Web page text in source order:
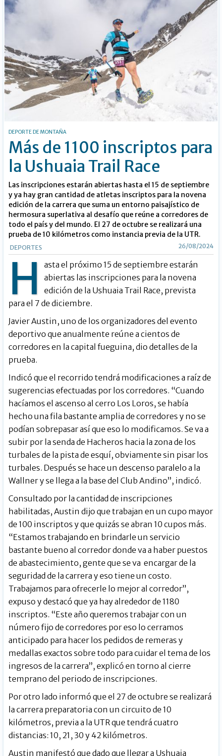
DEPORTE DE MONTAÑA
Más de 1100 inscriptos para
la Ushuaia Trail Race
Las inscripciones estarán abiertas hasta el 15 de septiembre
y ya hay gran cantidad de atletas inscriptos para la novena
edición de la carrera que suma un entorno paisajístico de
hermosura superlativa al desafío que reúne a corredores de
todo el país y del mundo. El 27 de octubre se realizará una
prueba de 10 kilómetros como instancia previa de la UTR.
DEPORTES 26/08/2024
H
asta el próximo 15 de septiembre estarán
abiertas las inscripciones para la novena
edición de la Ushuaia Trail Race, prevista
para el 7 de diciembre.
Javier Austin, uno de los organizadores del evento
deportivo que anualmente reúne a cientos de
corredores en la capital fueguina, dio detalles de la
prueba.
Indicó que el recorrido tendrá modificaciones a raíz de
sugerencias efectuadas por los corredores. “Cuando
hacíamos el ascenso al cerro Los Loros, se había
hecho una fila bastante amplia de corredores y no se
podían sobrepasar así que eso lo modificamos. Se va a
subir por la senda de Hacheros hacia la zona de los
turbales de la pista de esquí, obviamente sin pisar los
turbales. Después se hace un descenso paralelo a la
Wallner y se llega a la base del Club Andino”, indicó.
Consultado por la cantidad de inscripciones
habilitadas, Austin dijo que trabajan en un cupo mayor
de 100 inscriptos y que quizás se abran 10 cupos más.
“Estamos trabajando en brindarle un servicio
bastante bueno al corredor donde va a haber puestos
de abastecimiento, gente que se va encargar de la
seguridad de la carrera y eso tiene un costo.
Trabajamos para ofrecerle lo mejor al corredor”,
expuso y destacó que ya hay alrededor de 1180
inscriptos. “Este año queremos trabajar con un
número fijo de corredores por eso lo cerramos
anticipado para hacer los pedidos de remeras y
medallas exactos sobre todo para cuidar el tema de los
ingresos de la carrera”, explicó en torno al cierre
temprano del periodo de inscripciones.
Por otro lado informó que el 27 de octubre se realizará
la carrera preparatoria con un circuito de 10
kilómetros, previa a la UTR que tendrá cuatro
distancias: 10, 21, 30 y 42 kilómetros.
Austin manifestó que dado que llegar a Ushuaia